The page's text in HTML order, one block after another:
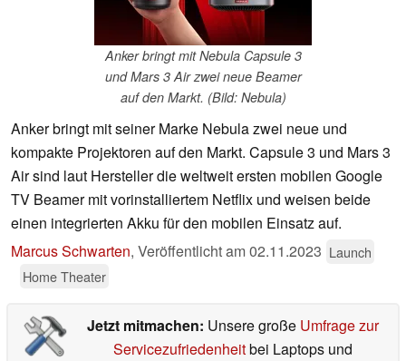
Anker bringt mit Nebula Capsule 3
und Mars 3 Air zwei neue Beamer
auf den Markt. (Bild: Nebula)
Anker bringt mit seiner Marke Nebula zwei neue und
kompakte Projektoren auf den Markt. Capsule 3 und Mars 3
Air sind laut Hersteller die weltweit ersten mobilen Google
TV Beamer mit vorinstalliertem Netflix und weisen beide
einen integrierten Akku für den mobilen Einsatz auf.
Marcus Schwarten, Veröffentlicht am02.11.2023 Launch
Home Theater
Jetzt mitmachen: Unsere große Umfrage zur
Servicezufriedenheitbei Laptops und